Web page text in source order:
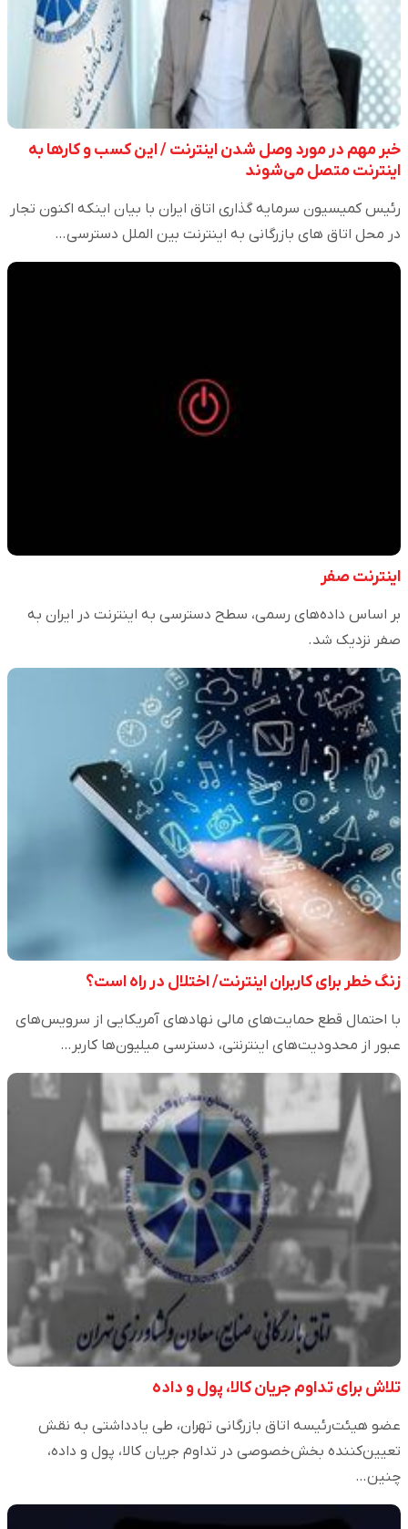
خبر مهم در مورد وصل شدن اینترنت / این کسب و کارها به
اینترنت متصل می‌شوند
رئیس کمیسیون سرمایه گذاری اتاق ایران با بیان اینکه اکنون تجار
در محل اتاق های بازرگانی به اینترنت بین الملل دسترسی…
اینترنت صفر
بر اساس داده‌های رسمی، سطح دسترسی به اینترنت در ایران به
صفر نزدیک شد.
زنگ خطر برای کاربران اینترنت/ اختلال در راه است؟
با احتمال قطع حمایت‌های مالی نهاد‌های آمریکایی از سرویس‌های
عبور از محدودیت‌های اینترنتی، دسترسی میلیون‌ها کاربر…
تلاش برای تداوم جریان کالا، پول و داده
عضو هیئت‌رئیسه اتاق بازرگانی تهران، طی یادداشتی به نقش
تعیین‌کننده بخش‌خصوصی در تداوم جریان کالا، پول و داده،
چنین…